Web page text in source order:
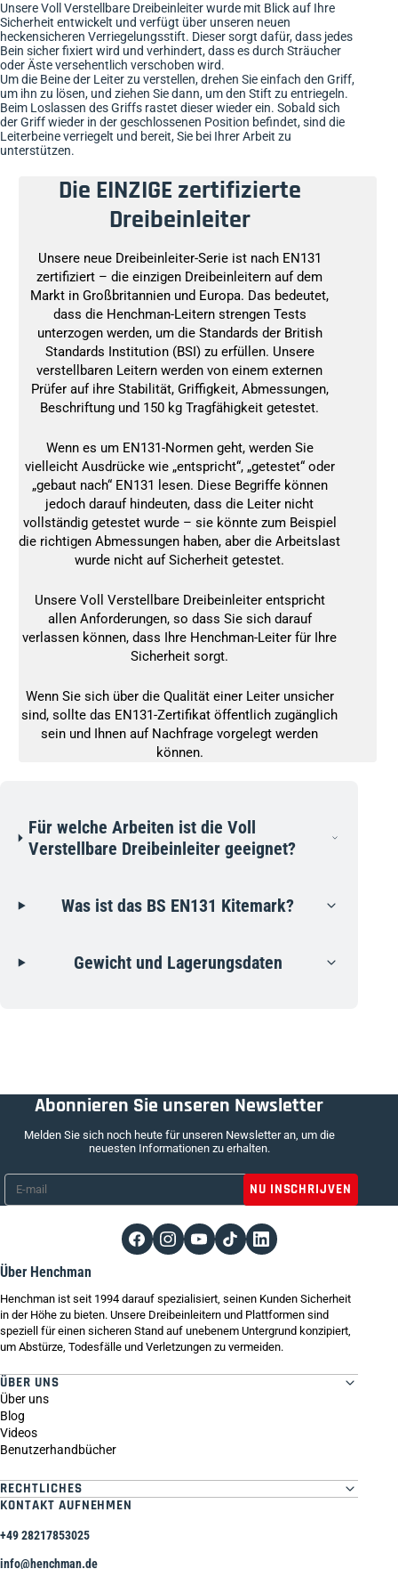
Unsere Voll Verstellbare Dreibeinleiter wurde mit Blick auf Ihre
Sicherheit entwickelt und verfügt über unseren neuen
heckensicheren Verriegelungsstift. Dieser sorgt dafür, dass jedes
Bein sicher fixiert wird und verhindert, dass es durch Sträucher
oder Äste versehentlich verschoben wird.
Um die Beine der Leiter zu verstellen, drehen Sie einfach den Griff,
um ihn zu lösen, und ziehen Sie dann, um den Stift zu entriegeln.
Beim Loslassen des Griffs rastet dieser wieder ein. Sobald sich
der Griff wieder in der geschlossenen Position befindet, sind die
Leiterbeine verriegelt und bereit, Sie bei Ihrer Arbeit zu
unterstützen.
Die EINZIGE zertifizierte
Dreibeinleiter
Unsere neue Dreibeinleiter-Serie ist nach EN131
zertifiziert – die einzigen Dreibeinleitern auf dem
Markt in Großbritannien und Europa. Das bedeutet,
dass die Henchman-Leitern strengen Tests
unterzogen werden, um die Standards der British
Standards Institution (BSI) zu erfüllen. Unsere
verstellbaren Leitern werden von einem externen
Prüfer auf ihre Stabilität, Griffigkeit, Abmessungen,
Beschriftung und 150 kg Tragfähigkeit getestet.
Wenn es um EN131-Normen geht, werden Sie
vielleicht Ausdrücke wie „entspricht“, „getestet“ oder
„gebaut nach“ EN131 lesen. Diese Begriffe können
jedoch darauf hindeuten, dass die Leiter nicht
vollständig getestet wurde – sie könnte zum Beispiel
die richtigen Abmessungen haben, aber die Arbeitslast
wurde nicht auf Sicherheit getestet.
Unsere Voll Verstellbare Dreibeinleiter entspricht
allen Anforderungen, so dass Sie sich darauf
verlassen können, dass Ihre Henchman-Leiter für Ihre
Sicherheit sorgt.
Wenn Sie sich über die Qualität einer Leiter unsicher
sind, sollte das EN131-Zertifikat öffentlich zugänglich
sein und Ihnen auf Nachfrage vorgelegt werden
können.
Für welche Arbeiten ist die Voll
Verstellbare Dreibeinleiter geeignet?
Was ist das BS EN131 Kitemark?
Gewicht und Lagerungsdaten
Abonnieren Sie unseren Newsletter
Melden Sie sich noch heute für unseren Newsletter an, um die
neuesten Informationen zu erhalten.
Über Henchman
Henchman ist seit 1994 darauf spezialisiert, seinen Kunden Sicherheit
in der Höhe zu bieten. Unsere Dreibeinleitern und Plattformen sind
speziell für einen sicheren Stand auf unebenem Untergrund konzipiert,
um Abstürze, Todesfälle und Verletzungen zu vermeiden.
ÜBER UNS
Über uns
Blog
Videos
Benutzerhandbücher
RECHTLICHES
KONTAKT AUFNEHMEN
+49 28217853025
info@henchman.de